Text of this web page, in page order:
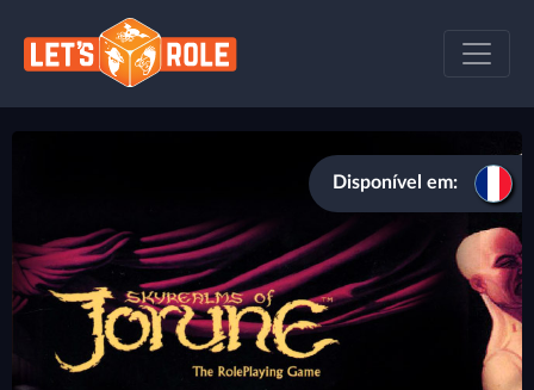
Disponível em: